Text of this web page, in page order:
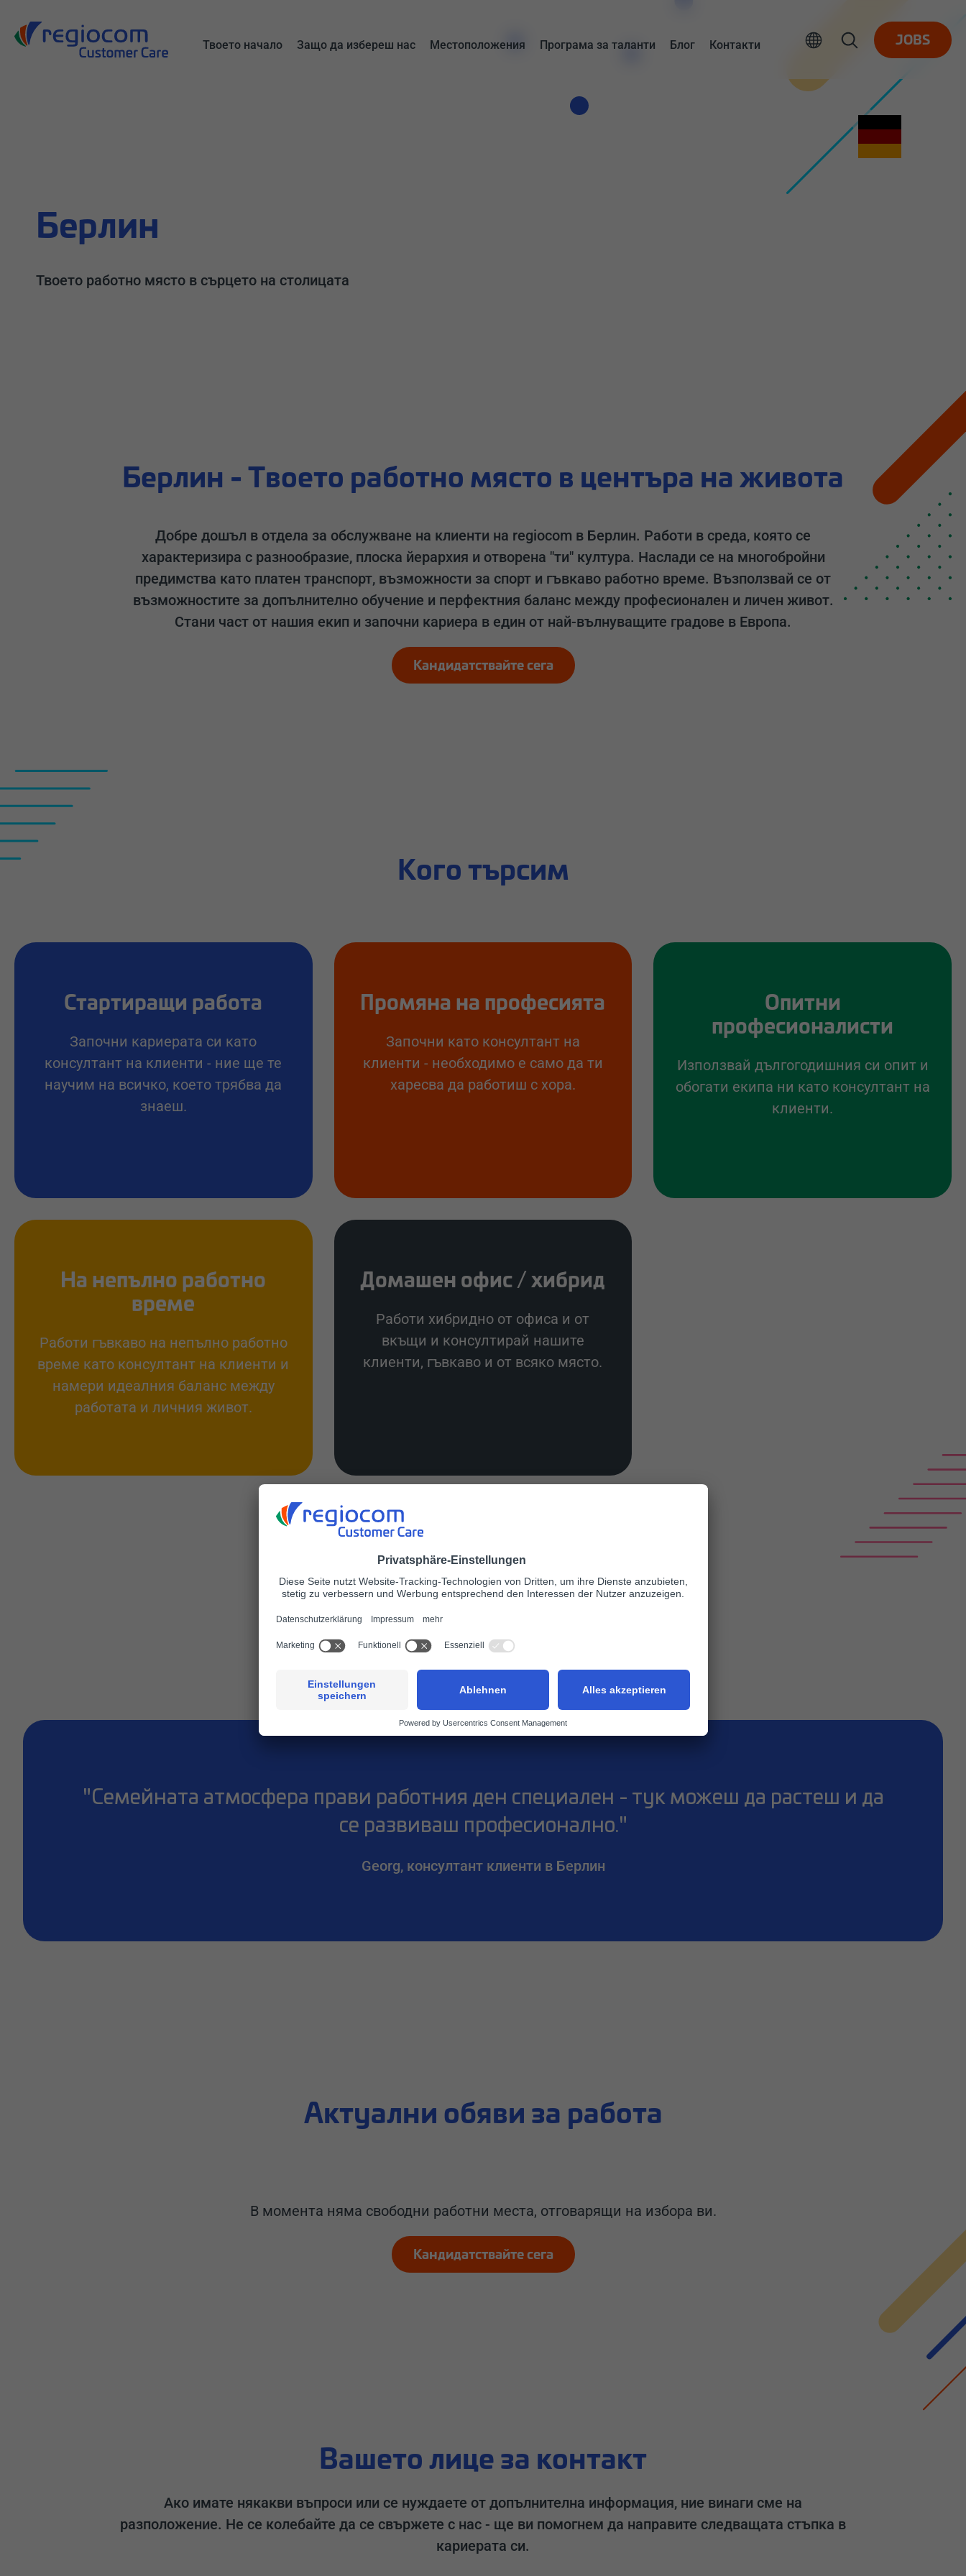
Твоето начало Защо да избереш нас Местоположения Програма за таланти Блог Контакти
Търсене JOBS
Берлин
Твоето работно място в сърцето на столицата
Берлин - Твоето работно място в центъра на живота
Добре дошъл в отдела за обслужване на клиенти на regiocom в Берлин. Работи в среда, която се
характеризира с разнообразие, плоска йерархия и отворена "ти" култура. Наслади се на многобройни
предимства като платен транспорт, възможности за спорт и гъвкаво работно време. Възползвай се от
възможностите за допълнително обучение и перфектния баланс между професионален и личен живот.
Стани част от нашия екип и започни кариера в един от най-вълнуващите градове в Европа.
Кандидатствайте сега
Кого търсим
Стартиращи работа
Започни кариерата си като
консултант на клиенти - ние ще те
научим на всичко, което трябва да
знаеш.
Промяна на професията
Започни като консултант на
клиенти - необходимо е само да ти
харесва да работиш с хора.
Опитни
професионалисти
Използвай дългогодишния си опит и
обогати екипа ни като консултант на
клиенти.
На непълно работно
време
Работи гъвкаво на непълно работно
време като консултант на клиенти и
намери идеалния баланс между
работата и личния живот.
Домашен офис / хибрид
Работи хибридно от офиса и от
вкъщи и консултирай нашите
клиенти, гъвкаво и от всяко място.
Какво казват нашите служители
"Семейната атмосфера прави работния ден специален - тук можеш да растеш и да
се развиваш професионално."
Georg, консултант клиенти в Берлин
Актуални обяви за работа
В момента няма свободни работни места, отговарящи на избора ви.
Кандидатствайте сега
Вашето лице за контакт
Ако имате някакви въпроси или се нуждаете от допълнителна информация, ние винаги сме на
разположение. Не се колебайте да се свържете с нас - ще ви помогнем да направите следващата стъпка в
кариерата си.